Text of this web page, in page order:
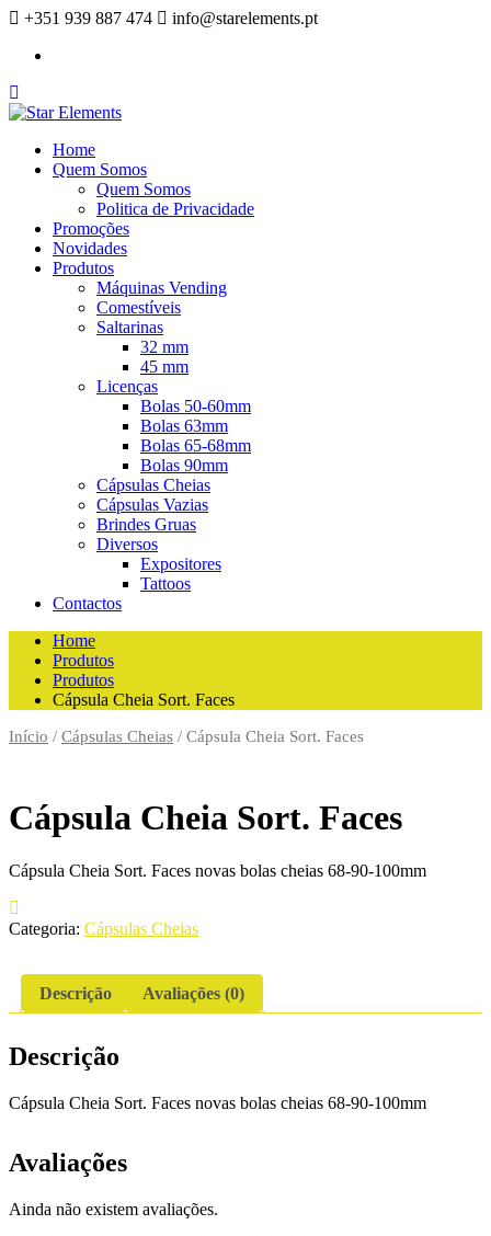
+351 939 887 474
info@starelements.pt
Home
Quem Somos
Quem Somos
Politica de Privacidade
Promoções
Novidades
Produtos
Máquinas Vending
Comestíveis
Saltarinas
32 mm
45 mm
Licenças
Bolas 50-60mm
Bolas 63mm
Bolas 65-68mm
Bolas 90mm
Cápsulas Cheias
Cápsulas Vazias
Brindes Gruas
Diversos
Expositores
Tattoos
Contactos
Home
Produtos
Produtos
Cápsula Cheia Sort. Faces
Início / Cápsulas Cheias / Cápsula Cheia Sort. Faces
Cápsula Cheia Sort. Faces
Cápsula Cheia Sort. Faces novas bolas cheias 68-90-100mm
Categoria: Cápsulas Cheias
Descrição Avaliações (0)
Descrição
Cápsula Cheia Sort. Faces novas bolas cheias 68-90-100mm
Avaliações
Ainda não existem avaliações.